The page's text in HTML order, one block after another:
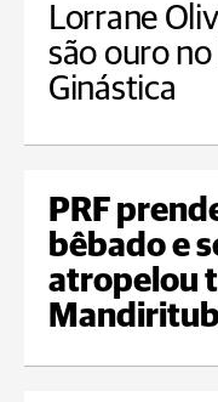
Lorrane
são ouro
Ginástica
PRF
bêbado e
atropelou